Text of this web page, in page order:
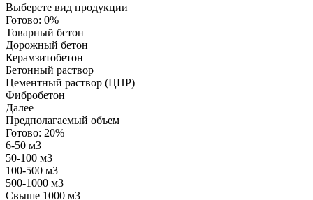
Выберете вид продукции
Готово: 0%
Товарный бетон
Дорожный бетон
Керамзитобетон
Бетонный раствор
Цементный раствор (ЦПР)
Фибробетон
Далее
Предполагаемый объем
Готово: 20%
6-50 м3
50-100 м3
100-500 м3
500-1000 м3
Свыше 1000 м3